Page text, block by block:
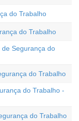
do Trabalho
do Trabalho
de Segurança do
do Trabalho
do Trabalho -
do Trabalho